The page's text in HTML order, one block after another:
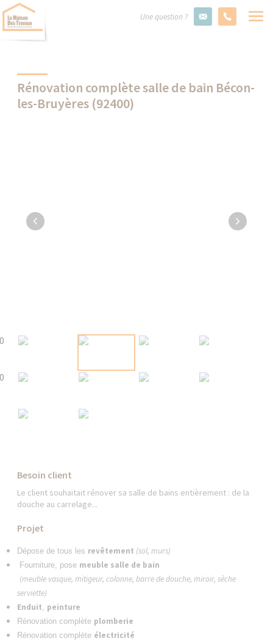
Une question ?
Rénovation complète salle de bain Bécon-
les-Bruyères (92400)
Besoin client
Le client souhaitait rénover sa salle de bains entièrement : de la
douche au carrelage...
Projet
Dépose de tous les revêtement (sol, murs)
Fourniture, pose meuble salle de bain
(meuble vasque, mitigeur, colonne, barre de douche, miroir, sèche
serviette)
Enduit, peinture
Rénovation complète plomberie
Rénovation complète électricité